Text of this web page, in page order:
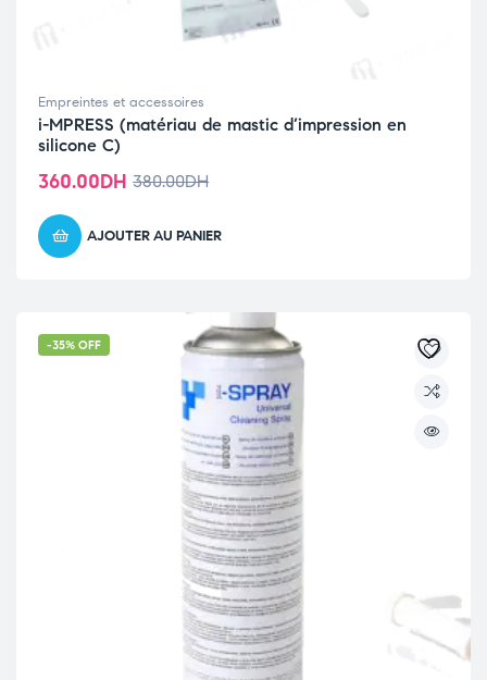
Empreintes et accessoires
i-MPRESS (matériau de mastic d’impression en
silicone C)
380.00DH
360.00DH
AJOUTER AU PANIER
-35% OFF